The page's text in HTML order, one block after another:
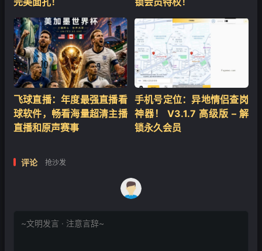
飞球直播：年度最强直播看
球软件，畅看海量超清主播
直播和原声赛事
手机号定位：异地情侣查岗
神器！ V3.1.7 高级版 – 解
锁永久会员
评论 抢沙发